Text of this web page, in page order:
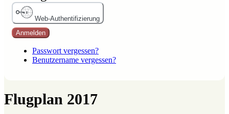
Web-Authentifizierung
Anmelden
Passwort vergessen?
Benutzername vergessen?
Flugplan 2017